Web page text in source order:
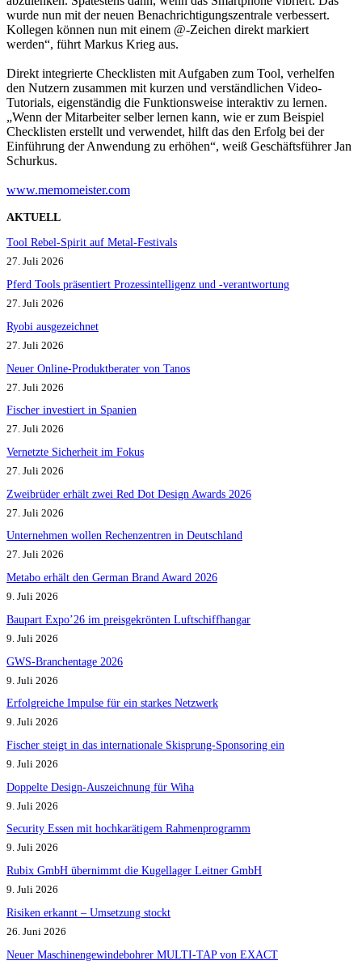
wurde nun mit der neuen Benachrichtigungszentrale verbessert.
Kollegen können nun mit einem @-Zeichen direkt markiert
werden“, führt Markus Krieg aus.
Direkt integrierte Checklisten mit Aufgaben zum Tool, verhelfen
den Nutzern zusammen mit kurzen und verständlichen Video-
Tutorials, eigenständig die Funktionsweise interaktiv zu lernen.
„Wenn der Mitarbeiter selber lernen kann, wie er zum Beispiel
Checklisten erstellt und verwendet, hilft das den Erfolg bei der
Einführung der Anwendung zu erhöhen“, weiß Geschäftsführer Jan
Schurkus.
www.memomeister.com
AKTUELL
Tool Rebel-Spirit auf Metal-Festivals
27. Juli 2026
Pferd Tools präsentiert Prozessintelligenz und -verantwortung
27. Juli 2026
Ryobi ausgezeichnet
27. Juli 2026
Neuer Online-Produktberater von Tanos
27. Juli 2026
Fischer investiert in Spanien
27. Juli 2026
Vernetzte Sicherheit im Fokus
27. Juli 2026
Zweibrüder erhält zwei Red Dot Design Awards 2026
27. Juli 2026
Unternehmen wollen Rechenzentren in Deutschland
27. Juli 2026
Metabo erhält den German Brand Award 2026
9. Juli 2026
Baupart Expo’26 im preisgekrönten Luftschiffhangar
9. Juli 2026
GWS-Branchentage 2026
9. Juli 2026
Erfolgreiche Impulse für ein starkes Netzwerk
9. Juli 2026
Fischer steigt in das internationale Skisprung-Sponsoring ein
9. Juli 2026
Doppelte Design-Auszeichnung für Wiha
9. Juli 2026
Security Essen mit hochkarätigem Rahmenprogramm
9. Juli 2026
Rubix GmbH übernimmt die Kugellager Leitner GmbH
9. Juli 2026
Risiken erkannt – Umsetzung stockt
26. Juni 2026
Neuer Maschinengewindebohrer MULTI-TAP von EXACT